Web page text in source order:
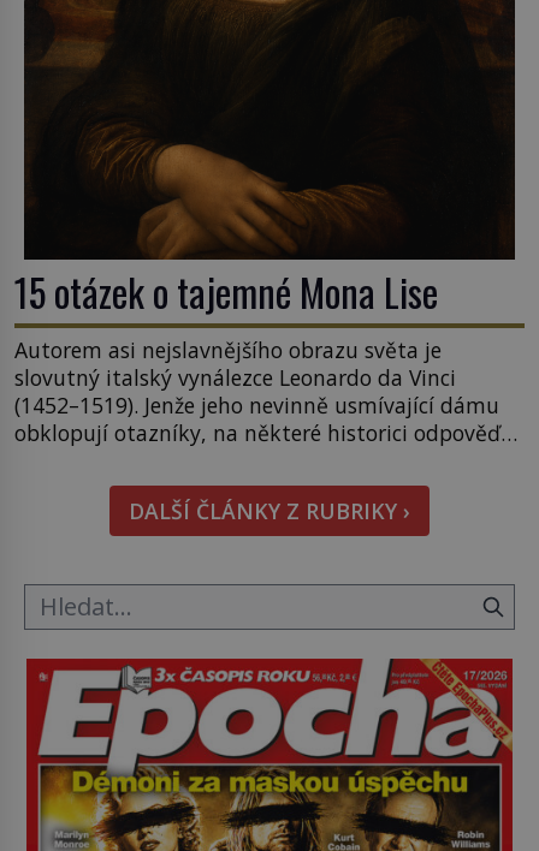
15 otázek o tajemné Mona Lise
Autorem asi nejslavnějšího obrazu světa je
slovutný italský vynálezce Leonardo da Vinci
(1452–1519). Jenže jeho nevinně usmívající dámu
obklopují otazníky, na některé historici odpověď
pověsil Napoleon? Samotný císař Napoleon
Bonaparte (1769–1821) má pro malbu slabost, a
tak si ji ještě jako první konzul přemístí do své
DALŠÍ ČLÁNKY Z RUBRIKY ›